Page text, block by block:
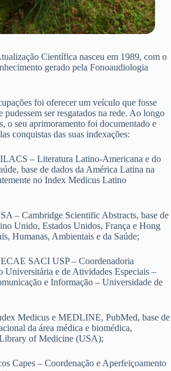
Científica nasceu em 1989, com o
gerado pela Fonoaudiologia
foi oferecer um veículo que fosse
ser resgatados na rede. Ao longo
o seu aprimoramento foi documentado e
conquistas das suas indexações:
– Literatura Latino-Americana e do
base de dados da América Latina na
no Index Medicus Latino
– Cambridge Scientific Abstracts, base de
Unido, Estados Unidos, França e Hong
Humanas, Ambientais e da Saúde;
SACI USP – Coordenadoria
Universitária e de Atividades Especiais –
e Informação – Universidade de
Medicus e MEDLINE, PubMed, base de
da área médica e biomédica,
of Medicine (USA);
Capes – Coordenação e Aperfeiçoamento